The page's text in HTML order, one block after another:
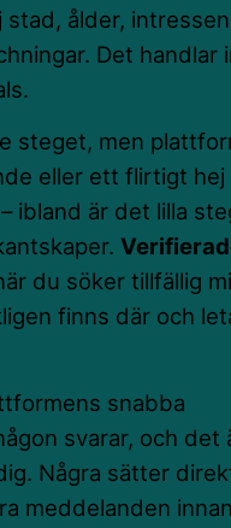
ålder,
Det handlar
steget, men
eller ett flirtigt
ibland är det lilla
du söker tillfällig
finns där och
snabba
svarar, och det
Några sätter
meddelanden